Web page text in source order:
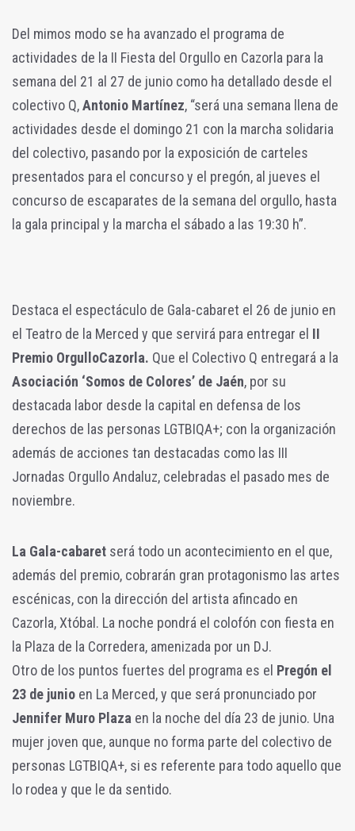
Del mimos modo se ha avanzado el programa de
actividades de la II Fiesta del Orgullo en Cazorla para la
semana del 21 al 27 de junio como ha detallado desde el
colectivo Q,Antonio Martínez, “será una semana llena de
actividades desde el domingo 21 con la marcha solidaria
del colectivo, pasando por la exposición de carteles
presentados para el concurso y el pregón, al jueves el
concurso de escaparates de la semana del orgullo, hasta
la gala principal y la marcha el sábado a las 19:30 h”.
Destaca el espectáculo de Gala-cabaret el 26 de junio en
el Teatro de la Merced y que servirá para entregar el II
Premio OrgulloCazorla. Que el Colectivo Q entregará a la
Asociación ‘Somos de Colores’ de Jaén, por su
destacada labor desde la capital en defensa de los
derechos de las personas LGTBIQA+; con la organización
además de acciones tan destacadas como las III
Jornadas Orgullo Andaluz, celebradas el pasado mes de
noviembre.
La Gala-cabaret será todo un acontecimiento en el que,
además del premio, cobrarán gran protagonismo las artes
escénicas, con la dirección del artista afincado en
Cazorla, Xtóbal. La noche pondrá el colofón con fiesta en
la Plaza de la Corredera, amenizada por un DJ.
Otro de los puntos fuertes del programa es el Pregón el
23 de junio en La Merced, y que será pronunciado por
Jennifer Muro Plaza en la noche del día 23 de junio. Una
mujer joven que, aunque no forma parte del colectivo de
personas LGTBIQA+, si es referente para todo aquello que
lo rodea y que le da sentido.